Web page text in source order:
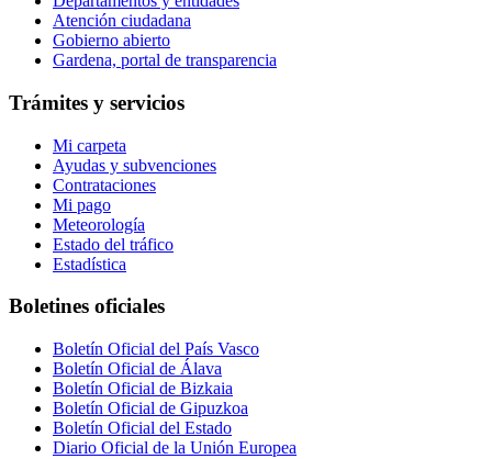
Atención ciudadana
Gobierno abierto
Gardena, portal de transparencia
Trámites y servicios
Mi carpeta
Ayudas y subvenciones
Contrataciones
Mi pago
Meteorología
Estado del tráfico
Estadística
Boletines oficiales
Boletín Oficial del País Vasco
Boletín Oficial de Álava
Boletín Oficial de Bizkaia
Boletín Oficial de Gipuzkoa
Boletín Oficial del Estado
Diario Oficial de la Unión Europea